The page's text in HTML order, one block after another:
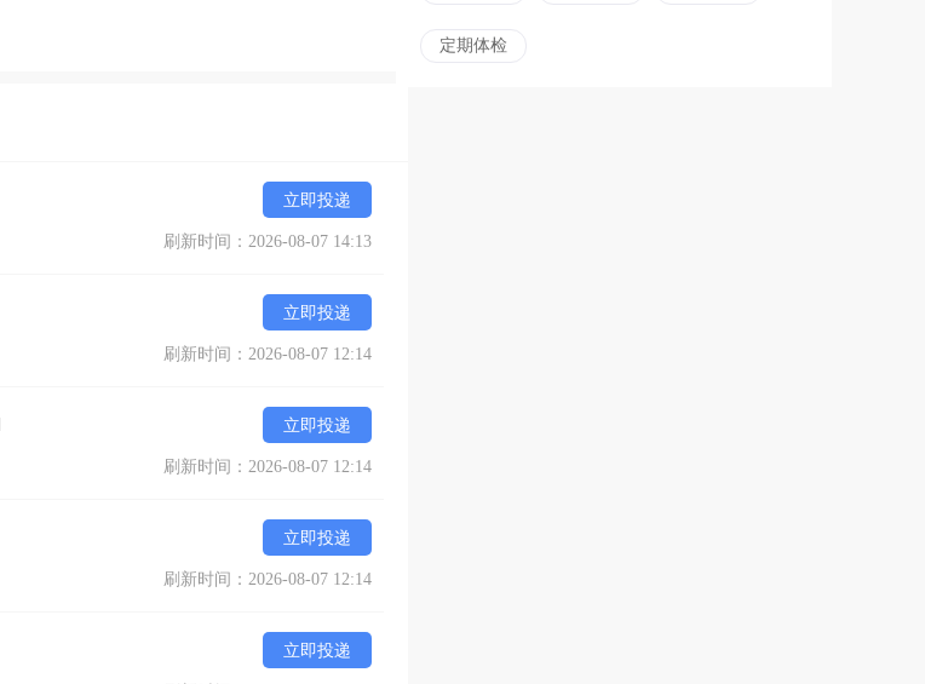
立即投递
刷新时间：2026-08-07 14:13
立即投递
刷新时间：2026-08-07 12:14
立即投递
刷新时间：2026-08-07 12:14
立即投递
刷新时间：2026-08-07 12:14
立即投递
定期体检